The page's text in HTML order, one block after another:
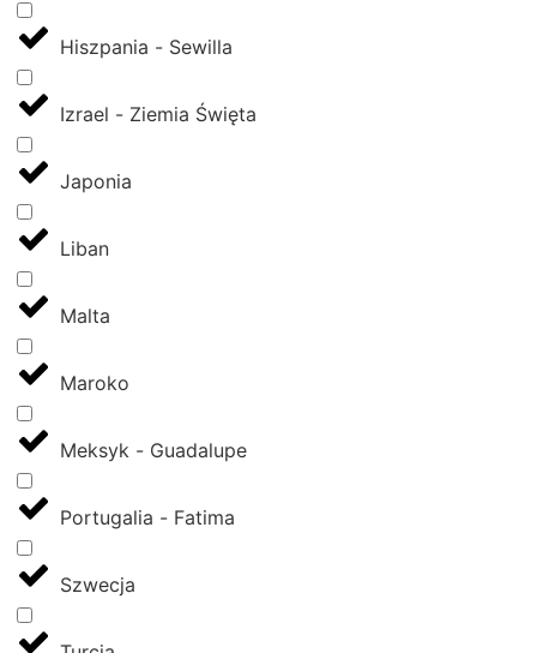
Hiszpania - Sewilla
Izrael - Ziemia Święta
Japonia
Liban
Malta
Maroko
Meksyk - Guadalupe
Portugalia - Fatima
Szwecja